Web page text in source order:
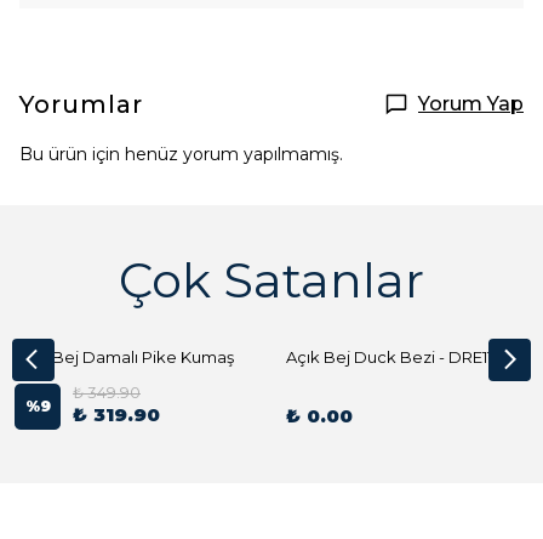
Yorumlar Yorum Yap
Bu ürün için henüz yorum yapılmamış.
Çok Satanlar
Açık Bej Damalı Pike Kumaş
%9
₺ 349.90
₺ 319.90
Açık Bej Duck Bezi - DRE1144 Kumaş Peçete
₺ 0.00